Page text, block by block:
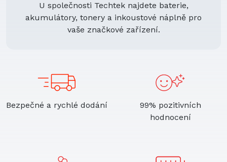
U společnosti Techtek najdete baterie,
akumulátory, tonery a inkoustové náplně pro
vaše značkové zařízení.
Bezpečné a rychlé dodání
99% pozitivních
hodnocení